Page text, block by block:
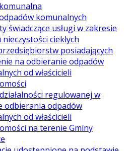
komunalnych
świadczące usługi w zakresie
ciekłych
posiadających
na odbieranie odpadów
od właścicieli
regulowanej w
odbierania odpadów
od właścicieli
na terenie Gminy